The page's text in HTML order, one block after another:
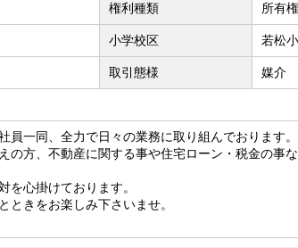
権利種類 所有権
小学校区 若松
取引態様 媒介
一同、全力で日々の業務に取り組んでおります。
の方、不動産に関する事や住宅ローン・税金の事
を心掛けております。
ときをお楽しみ下さいませ。